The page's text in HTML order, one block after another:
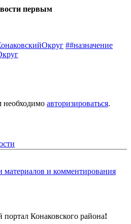
первым
##назначение
необходимо авторизироваться.
и комментирования
Конаковского района!